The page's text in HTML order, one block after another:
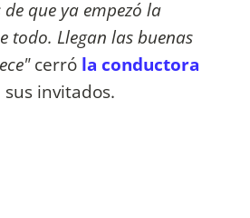
que ya empezó la
todo. Llegan las buenas
cerró la conductora
invitados.